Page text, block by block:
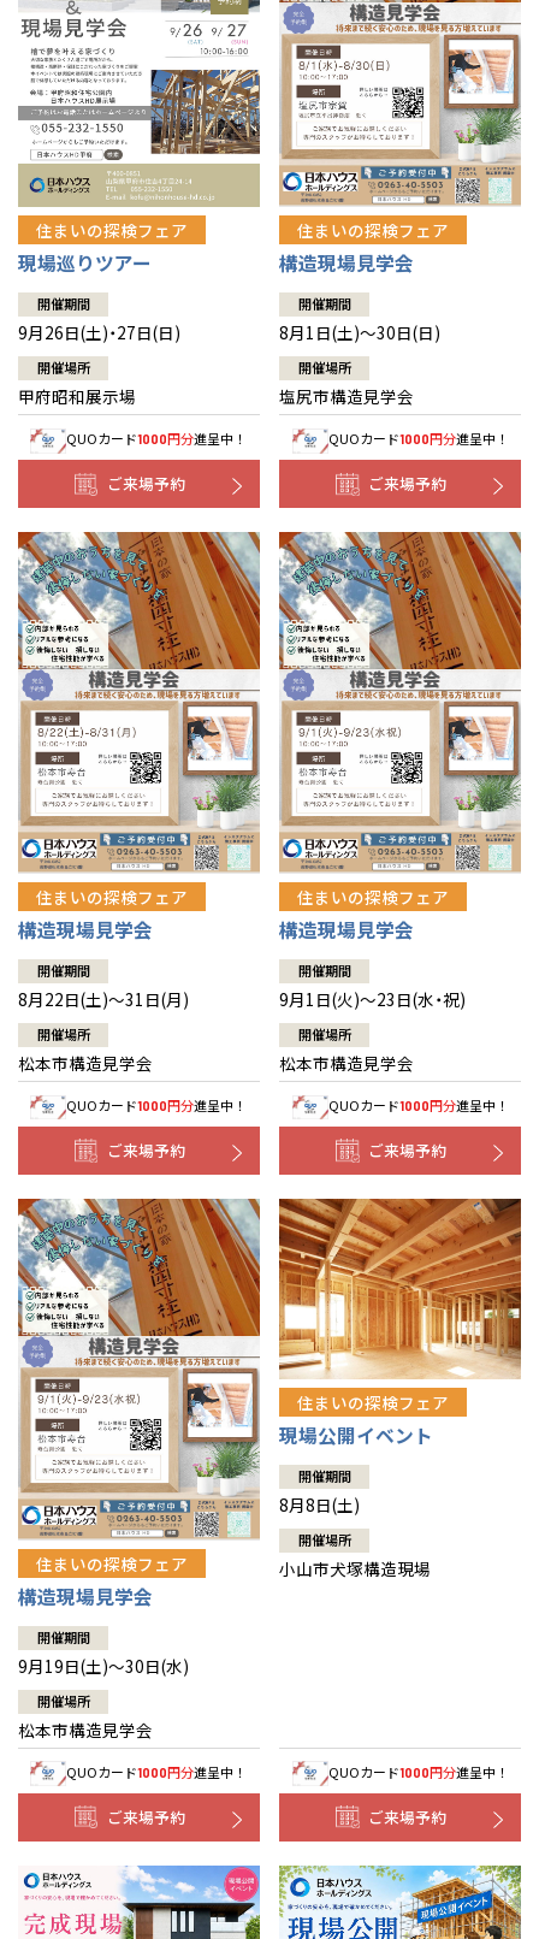
住まいの探検フェア
現場巡りツアー
開催期間
9月26日(土)・27日(日)
開催場所
甲府昭和展示場
QUOカード1000円分進呈中！
ご来場予約
住まいの探検フェア
構造現場見学会
開催期間
8月1日(土)～30日(日)
開催場所
塩尻市構造見学会
QUOカード1000円分進呈中！
ご来場予約
住まいの探検フェア
構造現場見学会
開催期間
8月22日(土)～31日(月)
開催場所
松本市構造見学会
QUOカード1000円分進呈中！
ご来場予約
住まいの探検フェア
構造現場見学会
開催期間
9月1日(火)～23日(水・祝)
開催場所
松本市構造見学会
QUOカード1000円分進呈中！
ご来場予約
住まいの探検フェア
構造現場見学会
開催期間
9月19日(土)～30日(水)
開催場所
松本市構造見学会
QUOカード1000円分進呈中！
ご来場予約
住まいの探検フェア
現場公開イベント
開催期間
8月8日(土)
開催場所
小山市犬塚構造現場
QUOカード1000円分進呈中！
ご来場予約